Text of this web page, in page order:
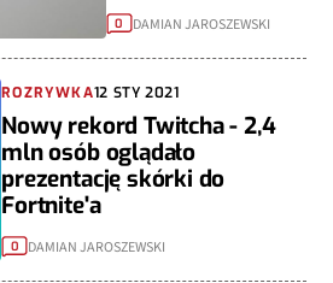
0 DAMIAN JAROSZEWSKI
ROZRYWKA12 STY 2021
Nowy rekord Twitcha - 2,4
mln osób oglądało
prezentację skórki do
Fortnite'a
0 DAMIAN JAROSZEWSKI